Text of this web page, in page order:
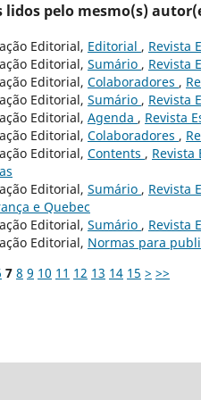
lidos pelo mesmo(s)
Editorial, Editorial , Revista
Editorial, Sumário , Revista
Editorial, Colaboradores ,
Editorial, Sumário , Revista
Editorial, Agenda , Revista
Editorial, Colaboradores ,
Editorial, Contents , Revista
Editorial, Sumário , Revista
e Quebec
Editorial, Sumário , Revista
Editorial, Normas para
7 8 9 10 11 12 13 14 15 > >>